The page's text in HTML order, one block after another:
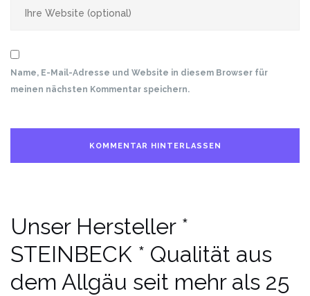
Name, E-Mail-Adresse und Website in diesem Browser für
meinen nächsten Kommentar speichern.
Unser Hersteller *
STEINBECK * Qualität aus
dem Allgäu seit mehr als 25